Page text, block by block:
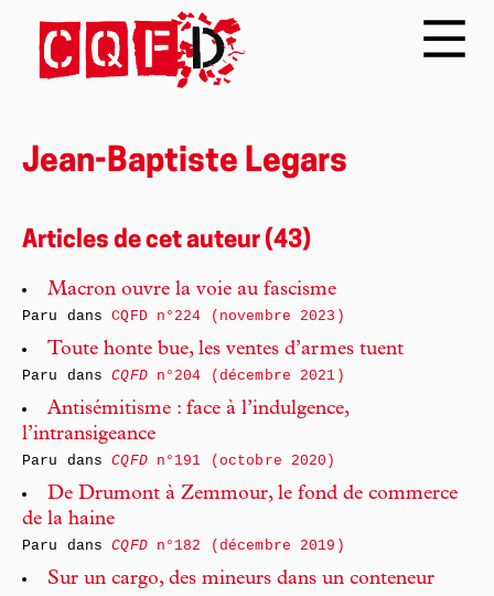
Jean-Baptiste Legars
Articles de cet auteur (43)
Macron ouvre la voie au fascisme
Paru dansCQFD n°224 (novembre 2023)
Toute honte bue, les ventes d’armes tuent
Paru dansCQFDn°204 (décembre 2021)
Antisémitisme : face à l’indulgence,
l’intransigeance
Paru dansCQFDn°191 (octobre 2020)
De Drumont à Zemmour, le fond de commerce
de la haine
Paru dansCQFDn°182 (décembre 2019)
Sur un cargo, des mineurs dans un conteneur